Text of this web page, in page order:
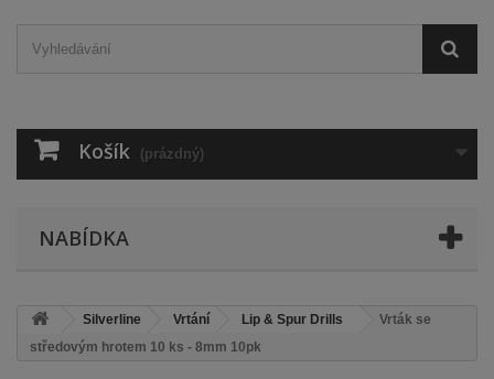
Košík (prázdný)
NABÍDKA
Silverline Vrtání Lip & Spur Drills
Vrták se
středovým hrotem 10 ks - 8mm 10pk